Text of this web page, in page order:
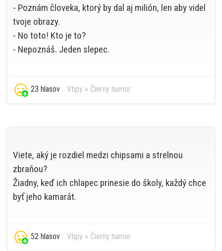
- Poznám človeka, ktorý by dal aj milión, len aby videl
tvoje obrazy.
- No toto! Kto je to?
- Nepoznáš. Jeden slepec.
23 hlasov Vtipy » Čierny humor
Viete, aký je rozdiel medzi chipsami a strelnou
zbraňou?
Žiadny, keď ich chlapec prinesie do školy, každý chce
byť jeho kamarát.
52 hlasov Vtipy » Čierny humor